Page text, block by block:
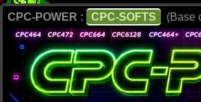
CPC-POWER : CPC-SOFTS (Base